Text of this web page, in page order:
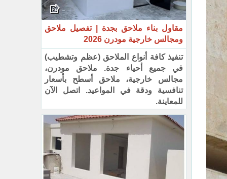
مقاول بناء ملاحق بجدة | تفصيل ملاحق
ومجالس خارجية مودرن 2026
تنفيذ كافة أنواع الملاحق (عظم وتشطيب)
في جميع أحياء جدة. ملاحق مودرن،
مجالس خارجية، ملاحق أسطح بأسعار
تنافسية ودقة في المواعيد. اتصل الآن
للمعاينة.